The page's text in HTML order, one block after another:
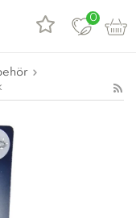
0